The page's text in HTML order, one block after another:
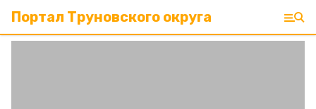
Портал Труновского округа